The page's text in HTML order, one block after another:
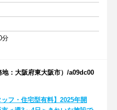
分
：大阪府東大阪市）/a09dc00
ッフ・住宅型有料】2025年開